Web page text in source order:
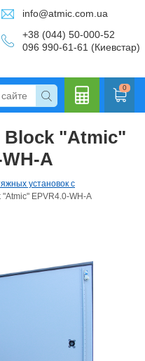
info@atmic.com.ua
+38 (044) 50-000-52
096 990-61-61 (Киевстар)
0
Block "Atmic"
A
установок с
EPVR4.0-WH-A